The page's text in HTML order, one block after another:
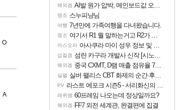
O
A
해외겜 AI발 원가 압박, 메인보드값 오르나
명조 스누피냥님
여행 7년만에 가족여행을 다녀왔습니다.
명조 여기서 R1 뭘 말하는거고 R2가 뭘말하는걸까요?
아스오라 아사쿠라 마이 성우 정보 및 주요 필모
섭컬겜 섬란 카구라 개발사 신작 [시노비 넥서스] 연내 출시 예정
해외겜 중국 CXMT, D램 매출 점유율 7%…글로벌 4위로 부상
실팰 실버 팰리스 CBT 화제의 순간·후기 모음
PV 라스트 에포크 시즌5 - 서리화신의 분노 티저
레퀴엠 60프레임 나오는데 정상일까요?
해외겜 FF7 외전 세계관, 완결편에 집결